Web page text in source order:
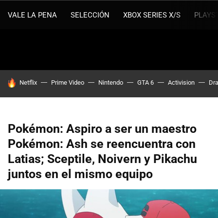
VALE LA PENA SELECCIÓN XBOX SERIES X/S
HOY SE HABLA DE
Netflix Prime Video Nintendo GTA 6 Activision
Pokémon: Aspiro a ser un maestro
Pokémon: Ash se reencuentra con
Latias; Sceptile, Noivern y Pikachu
juntos en el mismo equipo